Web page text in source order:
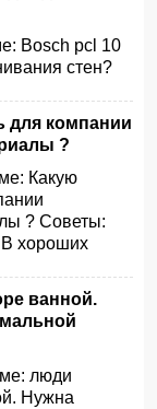
Bosch pcl 10
стен?
для компании
?
Какую
? Советы:
В хороших
ванной.
люди
Нужна